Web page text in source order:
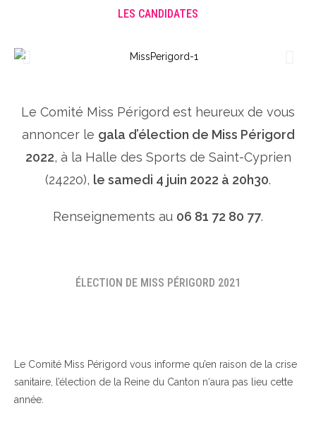
LES CANDIDATES
Le Comité Miss Périgord est heureux de vous
annoncer le gala d’élection de Miss Périgord
2022, à la Halle des Sports de Saint-Cyprien
(24220), le samedi 4 juin 2022 à 20h30.
Renseignements au 06 81 72 80 77.
ÉLECTION DE MISS PÉRIGORD 2021
Le Comité Miss Périgord vous informe qu’en raison de la crise
sanitaire, l’élection de la Reine du Canton n‘aura pas lieu cette
année.